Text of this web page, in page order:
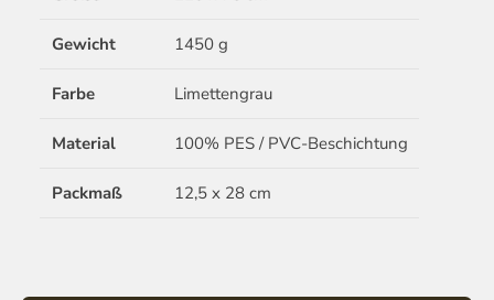
Gewicht 1450 g
Farbe Limettengrau
Material 100% PES / PVC-Beschichtung
Packmaß 12,5 x 28 cm